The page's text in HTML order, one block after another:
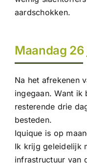
aardschokken.
Maandag
Na het afrekenen
ingegaan. Want ik
resterende drie
besteden.
Iquique is op
Ik krijg geleidelijk
infrastructuur van